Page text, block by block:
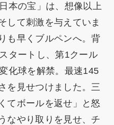
本の宝」は、想像以上
して刺激を与えていま
も早くブルペンへ。背
タートし、第1クール
化球を解禁。最速145
を見せつけました。三
てボールを返せ」と怒
なやり取りを見せ、チ